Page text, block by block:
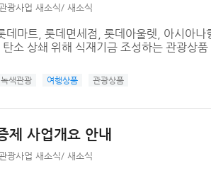
광사업 새소식/ 새소식
마트, 롯데면세점, 롯데아울렛, 아시아나
소 상쇄 위해 식재기금 조성하는 관광상
녹색관광 여행상품 관광상품
제 사업개요 안내
광사업 새소식/ 새소식